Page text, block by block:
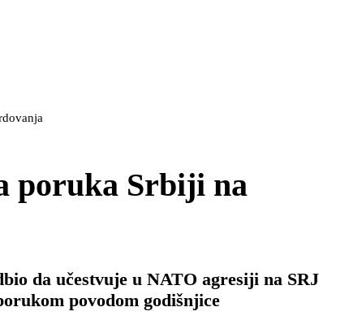
poruka Srbiji na
da učestvuje u NATO agresiji na SRJ
povodom godišnjice